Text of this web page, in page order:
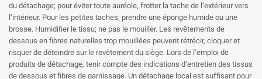
du détachage; pour éviter toute auréole, frotter la tache de l’extérieur vers
l’intérieur. Pour les petites taches, prendre une éponge humide ou une
brosse. Humidifier le tissu; ne pas le mouiller. Les revêtements de
dessous en fibres naturelles trop mouillées peuvent rétrécir, cloquer et
risquer de déteindre sur le revêtement du siège. Lors de l’emploi de
produits de détachage, tenir compte des indications d’entretien des tissus
de dessous et fibres de garnissage. Un détachage local est suffisant pour